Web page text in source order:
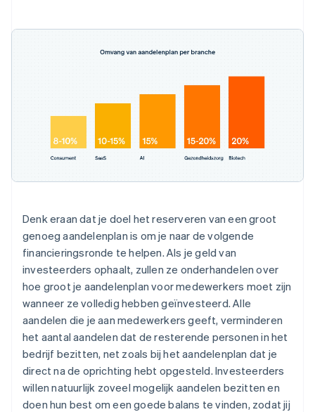
Denk eraan dat je doel hetreserveren van een groot
genoeg aandelenplan is om je naar de volgende
financieringsronde te helpen. Als je geld van
investeerders ophaalt, zullen ze onderhandelen over
hoe groot je aandelenplan voor medewerkers moet zijn
wanneer ze volledig hebben geïnvesteerd. Alle
aandelen die je aan medewerkers geeft, verminderen
het aantal aandelen dat de resterende personen in het
bedrijf bezitten, net zoals bij het aandelenplan dat je
direct na de oprichting hebt opgesteld. Investeerders
willen natuurlijk zoveel mogelijk aandelen bezitten en
doen hun best om een goede balans te vinden, zodat jij